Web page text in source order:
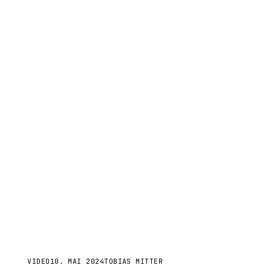
VIDEO 10. MAI 2024TOBIAS MITTER